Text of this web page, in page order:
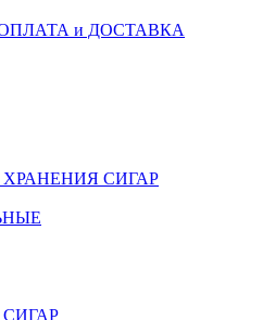
и ДОСТАВКА
СИГАР